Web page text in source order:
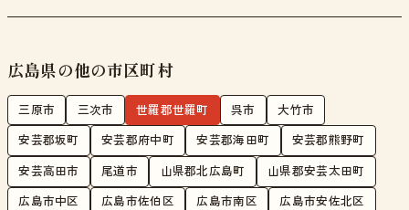
広島県の他の市区町村
三原市 三次市 世羅郡世羅町 呉市 大竹市
安芸郡坂町 安芸郡府中町 安芸郡海田町 安芸郡熊野町
安芸高田市 尾道市 山県郡北広島町 山県郡安芸太田町
広島市中区 広島市佐伯区 広島市南区 広島市安佐北区